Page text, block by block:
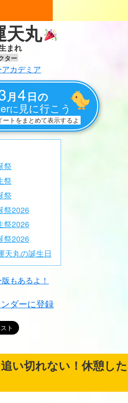
天丸
まれ
ター
カデミア
月4日の
に見に行こう
トをまとめて表示するよ
祭
祭
祭
祭2026
祭2026
祭2026
天丸の誕生日
もあるよ！
ダーに登録
い切れない！休憩した